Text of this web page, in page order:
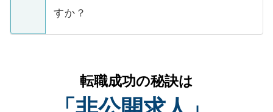
ています。
ご本人のキャリアアップおよび転職活動の
支援を目的に使用いたします。お預かりし
ているすべての個人データはご本人の許可
は、個人情報の取り扱いについての厳密な
管理基準を満たした事業者のみに付与され
すか？
かがいして、現在の医療機関の状況や紹介
経験をまじえながら、適切なアドバイスを
させていただきます。すぐにご転職をされ
転職成功の秘訣は